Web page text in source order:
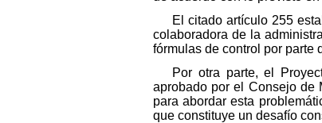
El citado artículo 255
colaboradora de la
fórmulas de control por parte
Por otra parte, el
aprobado por el Consejo de
para abordar esta
que constituye un desafío